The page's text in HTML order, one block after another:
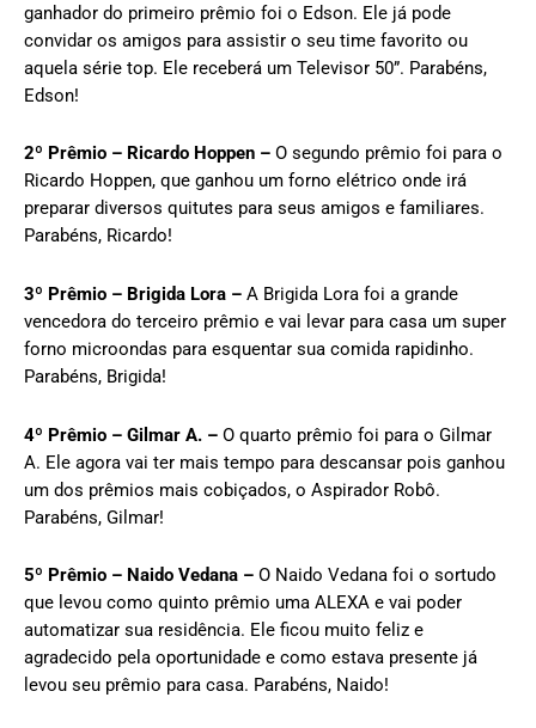
ganhador do primeiro prêmio foi o Edson. Ele já pode
convidar os amigos para assistir o seu time favorito ou
aquela série top. Ele receberá um Televisor 50”. Parabéns,
Edson!
2º Prêmio – Ricardo Hoppen – O segundo prêmio foi para o
Ricardo Hoppen, que ganhou um forno elétrico onde irá
preparar diversos quitutes para seus amigos e familiares.
Parabéns, Ricardo!
3º Prêmio – Brigida Lora – A Brigida Lora foi a grande
vencedora do terceiro prêmio e vai levar para casa um super
forno microondas para esquentar sua comida rapidinho.
Parabéns, Brigida!
4º Prêmio – Gilmar A. – O quarto prêmio foi para o Gilmar
A. Ele agora vai ter mais tempo para descansar pois ganhou
um dos prêmios mais cobiçados, o Aspirador Robô.
Parabéns, Gilmar!
5º Prêmio – Naido Vedana – O Naido Vedana foi o sortudo
que levou como quinto prêmio uma ALEXA e vai poder
automatizar sua residência. Ele ficou muito feliz e
agradecido pela oportunidade e como estava presente já
levou seu prêmio para casa. Parabéns, Naido!